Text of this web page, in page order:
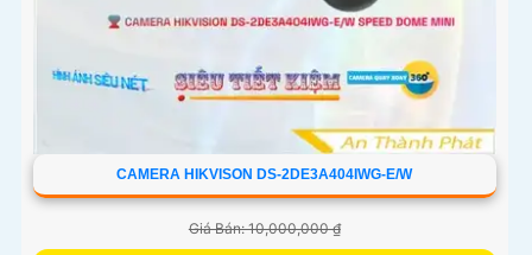
CAMERA HIKVISON DS-2DE3A404IWG-E/W
Giá Bán: 10,000,000 ₫